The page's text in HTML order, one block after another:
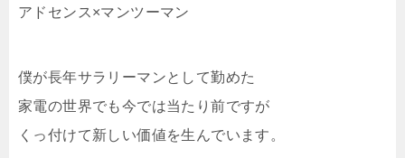
アドセンス×マンツーマン
僕が長年サラリーマンとして勤めた
家電の世界でも今では当たり前ですが
くっ付けて新しい価値を生んでいます。